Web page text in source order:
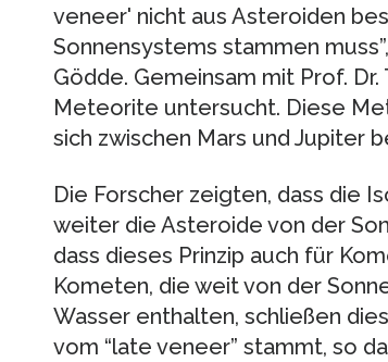
veneer' nicht aus Asteroiden
Sonnensystems stammen
Gödde. Gemeinsam mit Prof.
Meteorite untersucht. Diese
sich zwischen Mars und Jupiter
Die Forscher zeigten, dass die
weiter die Asteroide von der
dass dieses Prinzip auch für
Kometen, die weit von der
Wasser enthalten, schließen
vom “late veneer” stammt, so